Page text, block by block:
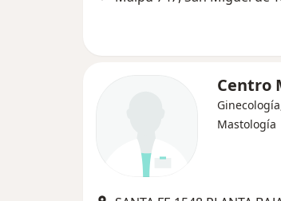
Centro
Mastología